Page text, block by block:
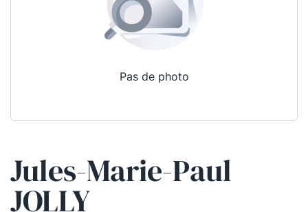
Pas de photo
Jules-Marie-Paul
JOLLY
Qui sommes-nous ?
La Conférence